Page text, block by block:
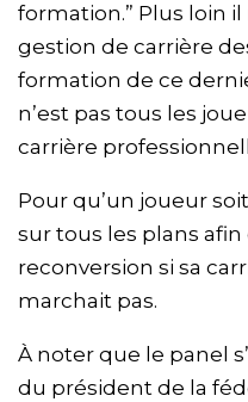
formation.” Plus loin
gestion de carrière
formation de ce
n’est pas tous les
carrière
Pour qu’un joueur
sur tous les plans
reconversion si sa
marchait pas.
À noter que le panel
du président de la